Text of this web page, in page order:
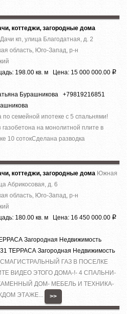
коттеджи, загородные дома
кп, улица Благодатная, д. 2
область, Юго-Запад, р-н
198.00 кв. м Цена: 15 000 000.00 Р
Бурашникова +79819216851
семейной ипотеке с 5 спальнями!
на монолитной плите в
10 сотокСделана разводка
коттеджи, загородные дома Южная
Абрикосовая, д. 6
область, Юго-Запад, р-н
180.00 кв. м Цена: 16 450 000.00 Р
Загородная Недвижимость
ТЕРРАСА Загородная Недвижимость
ГАЗ В ПОСЕЛКЕ
ВИДЕО ЭТОГО ДОМА-!- 4 СПАЛЬНИ-
ДОМ- МЕБЕЛЬ И ТЕХНИКА-
ЭТАЖЕ...
>>